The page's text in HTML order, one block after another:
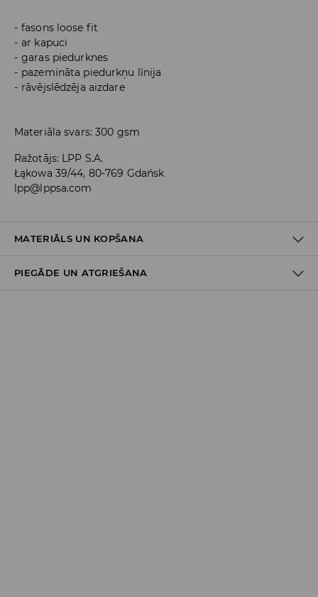
fasons loose fit
ar kapuci
garas piedurknes
pazemināta piedurkņu līnija
rāvējslēdzēja aizdare
Materiāla svars: 300 gsm
Ražotājs: LPP S.A.
Łąkowa 39/44, 80-769 Gdańsk
lpp@lppsa.com
MATERIĀLS UN KOPŠANA
PIRMAIS MATERIĀLS: 60% KOKVILNA, 40% POLIESTERIS
PIEGĀDE UN ATGRIEŠANA